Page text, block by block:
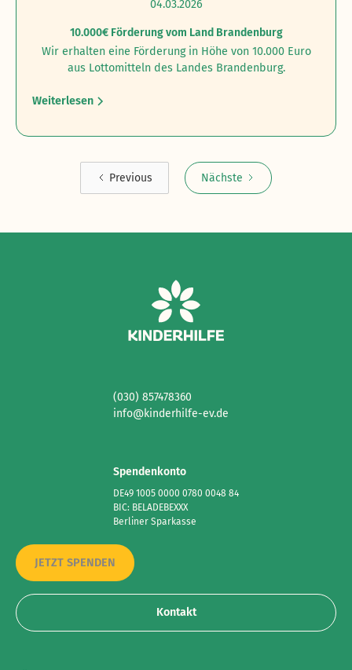
04.03.2026
10.000€ Förderung vom Land Brandenburg
Wir erhalten eine Förderung in Höhe von 10.000 Euro
aus Lottomitteln des Landes Brandenburg.
Weiterlesen
Previous Nächste
(030) 857478360
info@kinderhilfe-ev.de
Spendenkonto
DE49 1005 0000 0780 0048 84
BIC: BELADEBEXXX
Berliner Sparkasse
JETZT SPENDEN
Kontakt